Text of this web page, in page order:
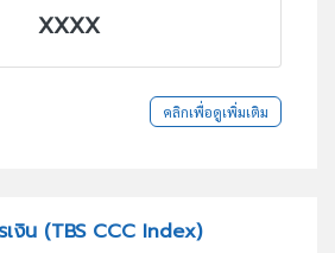
XXXX
คลิกเพื่อดูเพิ่มเติม
เงิน (TBS CCC Index)